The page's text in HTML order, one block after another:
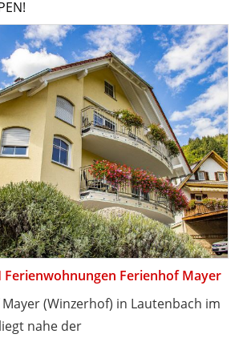
Ferienwohnungen Ferienhof Mayer
(Winzerhof) in Lautenbach im
nahe der